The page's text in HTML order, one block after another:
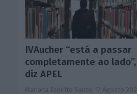
IVAucher “está a passar
completamente ao lado”,
diz APEL
Mariana Espírito Santo, 17 Agosto